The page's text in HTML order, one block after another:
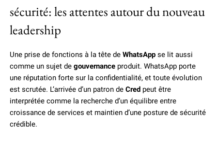
sécurité: les attentes autour du nouveau
leadership
Une prise de fonctions à la tête de WhatsApp se lit aussi
comme un sujet de gouvernance produit. WhatsApp porte
une réputation forte sur la confidentialité, et toute évolution
est scrutée. L’arrivée d’un patron de Cred peut être
interprétée comme la recherche d’un équilibre entre
croissance de services et maintien d’une posture de sécurité
crédible.